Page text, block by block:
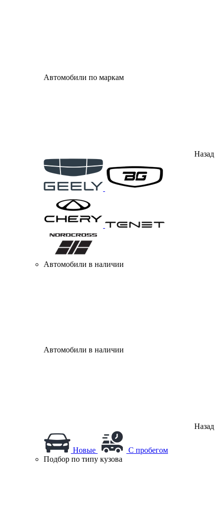
Автомобили по маркам
Назад
Автомобили в наличии
Автомобили в наличии
Назад
Новые
С пробегом
Подбор по типу кузова